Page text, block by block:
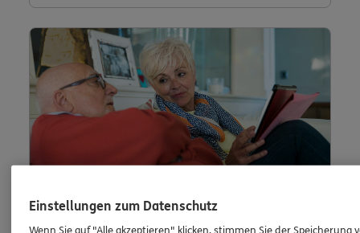
Einstellungen zum Datenschutz
Wenn Sie auf "Alle akzeptieren" klicken, stimmen Sie der Speicherung